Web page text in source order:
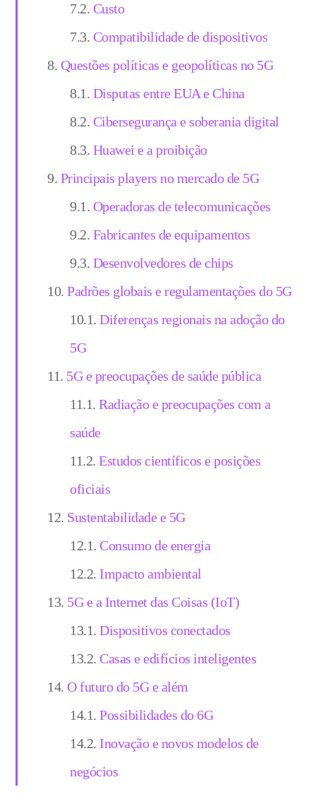
Custo
Compatibilidade de dispositivos
Questões políticas e geopolíticas no 5G
Disputas entre EUA e China
Cibersegurança e soberania digital
Huawei e a proibição
Principais players no mercado de 5G
Operadoras de telecomunicações
Fabricantes de equipamentos
Desenvolvedores de chips
Padrões globais e regulamentações do 5G
Diferenças regionais na adoção do
5G
5G e preocupações de saúde pública
Radiação e preocupações com a
saúde
Estudos científicos e posições
oficiais
Sustentabilidade e 5G
Consumo de energia
Impacto ambiental
5G e a Internet das Coisas (IoT)
Dispositivos conectados
Casas e edifícios inteligentes
O futuro do 5G e além
Possibilidades do 6G
Inovação e novos modelos de
negócios